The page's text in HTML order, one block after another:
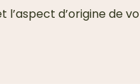
l’aspect d’origine de